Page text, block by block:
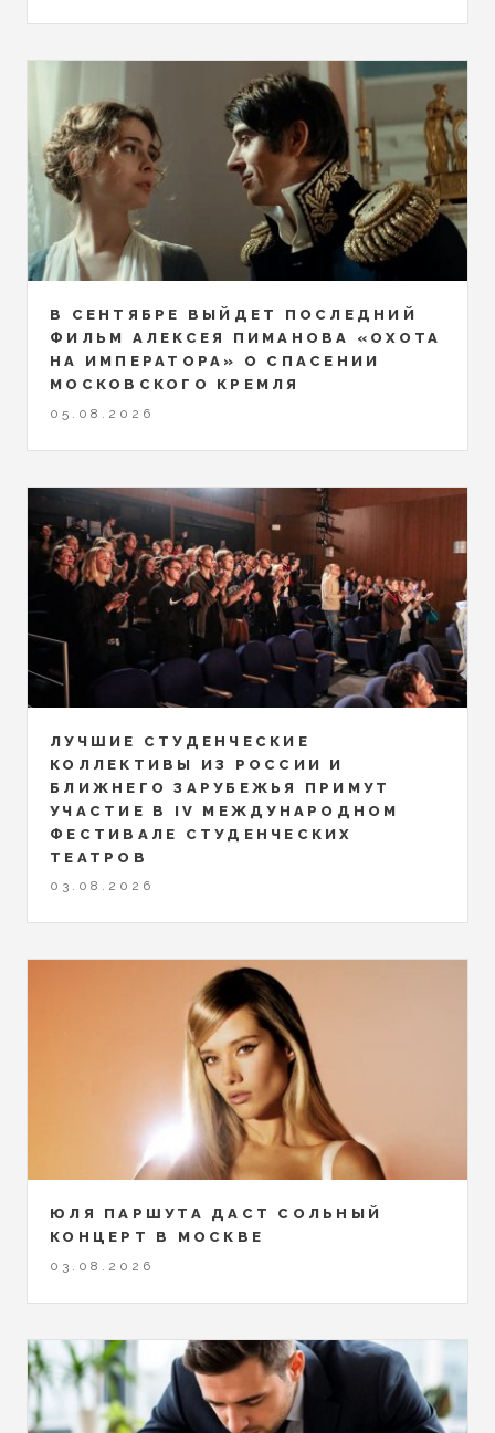
В СЕНТЯБРЕ ВЫЙДЕТ ПОСЛЕДНИЙ
ФИЛЬМ АЛЕКСЕЯ ПИМАНОВА «ОХОТА
НА ИМПЕРАТОРА» О СПАСЕНИИ
МОСКОВСКОГО КРЕМЛЯ
05.08.2026
ЛУЧШИЕ СТУДЕНЧЕСКИЕ
КОЛЛЕКТИВЫ ИЗ РОССИИ И
БЛИЖНЕГО ЗАРУБЕЖЬЯ ПРИМУТ
УЧАСТИЕ В IV МЕЖДУНАРОДНОМ
ФЕСТИВАЛЕ СТУДЕНЧЕСКИХ
ТЕАТРОВ
03.08.2026
ЮЛЯ ПАРШУТА ДАСТ СОЛЬНЫЙ
КОНЦЕРТ В МОСКВЕ
03.08.2026